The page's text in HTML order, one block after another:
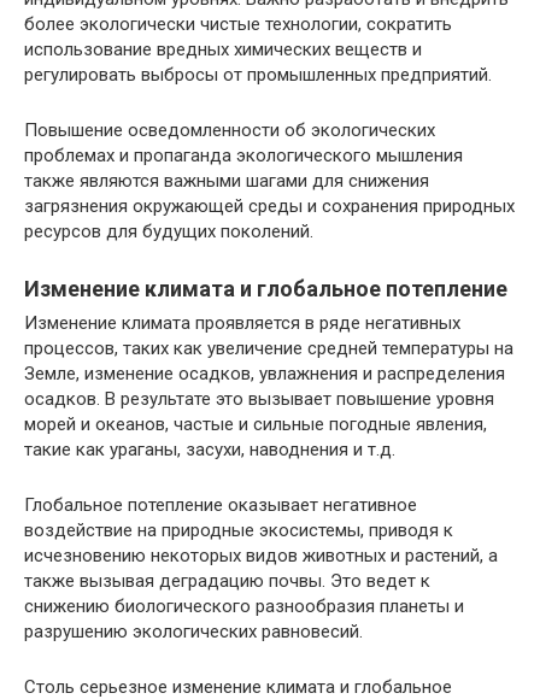
более экологически чистые технологии, сократить
использование вредных химических веществ и
регулировать выбросы от промышленных предприятий.
Повышение осведомленности об экологических
проблемах и пропаганда экологического мышления
также являются важными шагами для снижения
загрязнения окружающей среды и сохранения природных
ресурсов для будущих поколений.
Изменение климата и глобальное потепление
Изменение климата проявляется в ряде негативных
процессов, таких как увеличение средней температуры на
Земле, изменение осадков, увлажнения и распределения
осадков. В результате это вызывает повышение уровня
морей и океанов, частые и сильные погодные явления,
такие как ураганы, засухи, наводнения и т.д.
Глобальное потепление оказывает негативное
воздействие на природные экосистемы, приводя к
исчезновению некоторых видов животных и растений, а
также вызывая деградацию почвы. Это ведет к
снижению биологического разнообразия планеты и
разрушению экологических равновесий.
Столь серьезное изменение климата и глобальное